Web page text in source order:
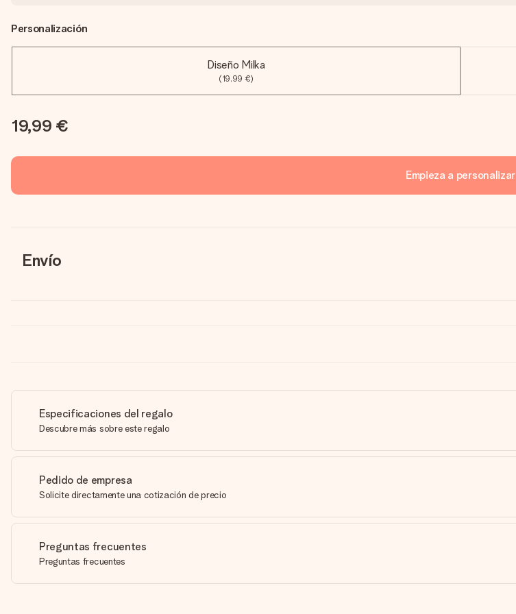
Personalización
Diseño Milka
(19,99 €)
19,99 €
Empieza a personalizar
Envío
Especificaciones del regalo
Descubre más sobre este regalo
Pedido de empresa
Solicite directamente una cotización de precio
Preguntas frecuentes
Preguntas frecuentes